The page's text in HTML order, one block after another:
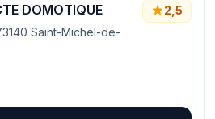
DOMOTIQUE
Saint-Michel-de-
2,5